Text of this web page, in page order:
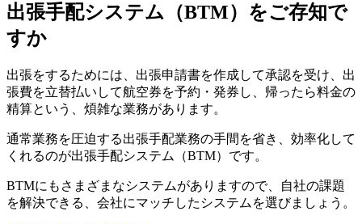
出張手配システム（BTM）をご存知で
すか
出張をするためには、出張申請書を作成して承認を受け、出
張費を立替払いして航空券を予約・発券し、帰ったら料金の
精算という、煩雑な業務があります。
通常業務を圧迫する出張手配業務の手間を省き、効率化して
くれるのが出張手配システム（BTM）です。
BTMにもさまざまなシステムがありますので、自社の課題
を解決できる、会社にマッチしたシステムを選びましょう。